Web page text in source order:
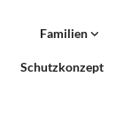
Familien
Schutzkonzept